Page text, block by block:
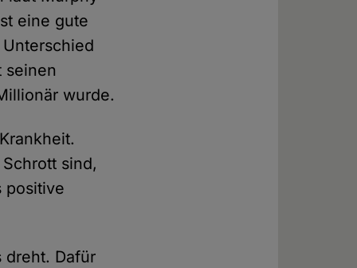
eine gute
seinen
wurde.
sind,
positive
dreht. Dafür